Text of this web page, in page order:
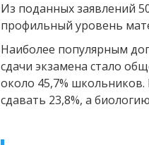
Из поданных заявлений
профильный уровень
Наиболее популярным
сдачи экзамена стало
около 45,7%
сдавать 23,8%, а